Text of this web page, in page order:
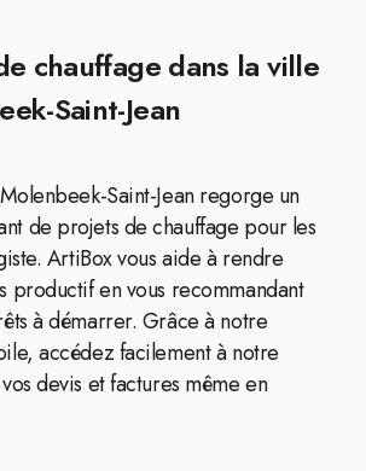
chauffage dans la ville
Saint-Jean
Saint-Jean regorge un
de projets de chauffage pour les
ArtiBox vous aide à rendre
productif en vous recommandant
à démarrer. Grâce à notre
accédez facilement à notre
devis et factures même en